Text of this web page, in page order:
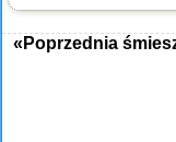
«Poprzednia